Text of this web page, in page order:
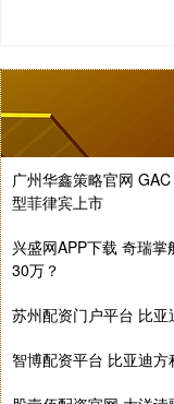
广州华鑫策略官网
型菲律宾上市
兴盛网APP下载 奇瑞
30万？
苏州配资门户平台 比
智博配资平台 比亚迪